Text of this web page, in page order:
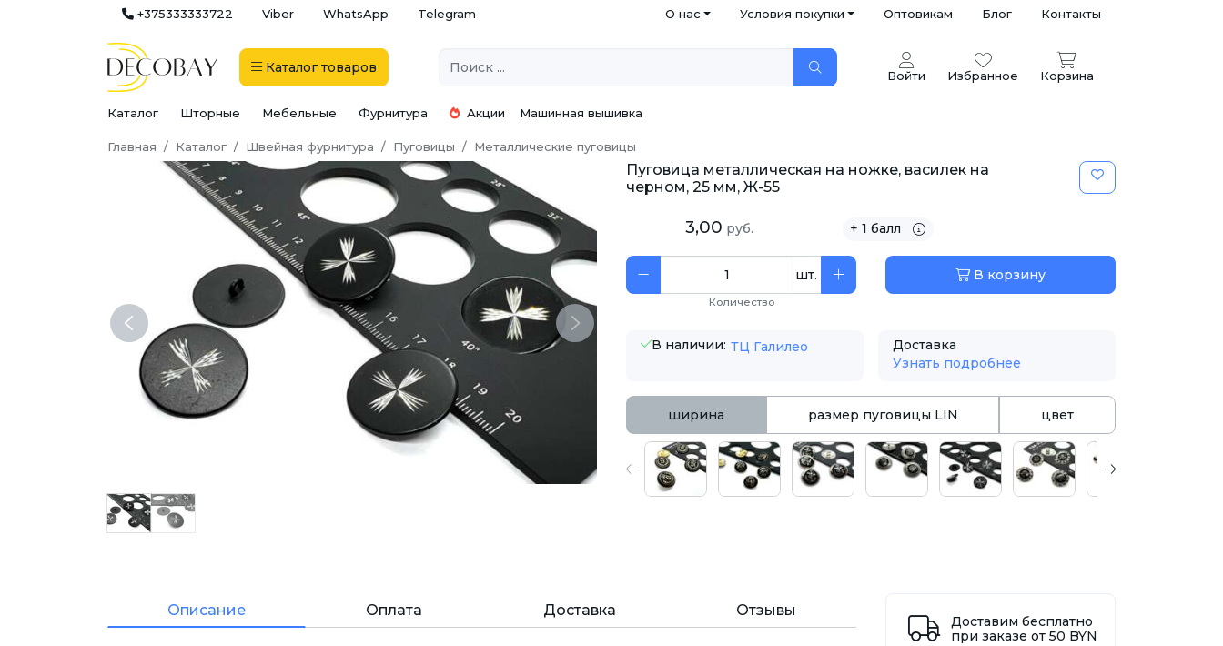
+375333333722 Viber WhatsApp Telegram О нас Условия покупки Оптовикам Блог Контакты
Каталог товаров Войти Избранное Корзина
Каталог Шторные Мебельные Фурнитура Акции Машинная вышивка
Главная Каталог Швейная фурнитура Пуговицы Металлические пуговицы
Previous Next
Пуговица металлическая на ножке, василек на
черном, 25 мм, Ж-55
3,00 руб. + 1 балл
шт.
Количество
В корзину
В наличии: ТЦ Галилео
Доставка
Узнать подробнее
ширина размер пуговицы LIN цвет
Описание Оплата Доставка Отзывы
Доставим бесплатно
при заказе от 50 BYN